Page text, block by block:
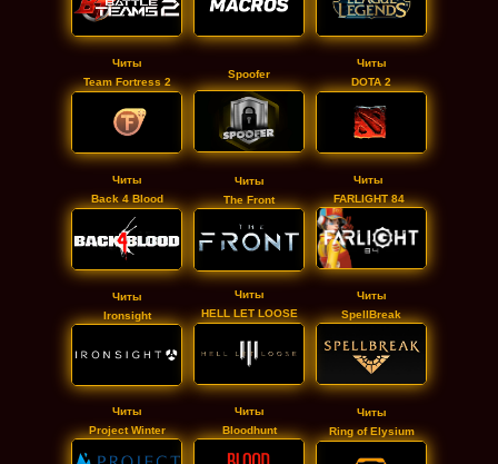
Читы
The Front
Читы
Team Fortress 2
Читы
Back 4 Blood
Читы
Ironsight
Читы
Project Winter
Читы
Bloodhunt
Читы
HELL LET LOOSE
Читы
SpellBreak
Spoofer
Читы
DOTA 2
Читы
Ring of Elysium
Читы
FARLIGHT 84